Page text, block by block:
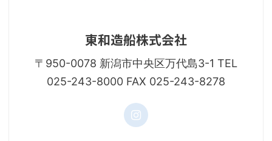
東和造船株式会社
〒950-0078 新潟市中央区万代島3-1 TEL
025-243-8000 FAX 025-243-8278